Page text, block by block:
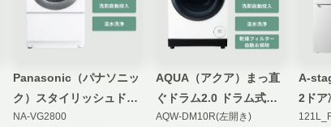
Panasonic（パナソニッ
ク）スタイリッシュドラ
ム式洗濯乾燥機 Cuble
NA-VG2800
AQUA（アクア）まっ直
ぐドラム2.0 ドラム式洗
濯乾燥機【洗濯10kg/乾
AQW-DM10R(左開き)
A-
2ドア